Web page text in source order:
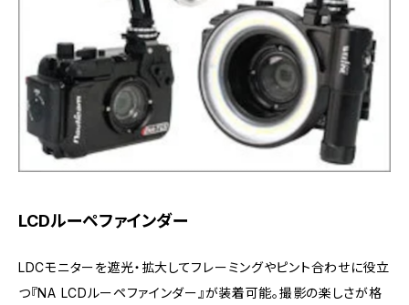
LCDルーペファインダー
LDCモニターを遮光・拡大してフレーミングやピント合わせに役立
つ『NA LCDルーペファインダー』が装着可能。撮影の楽しさが格